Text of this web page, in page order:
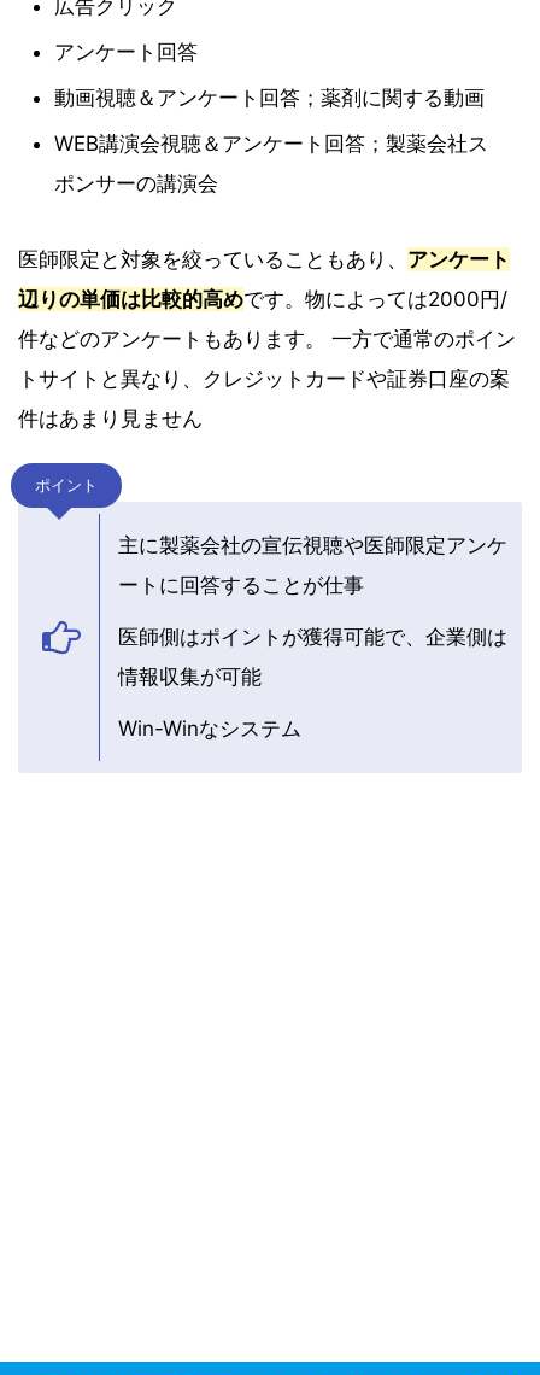
広告クリック
アンケート回答
動画視聴＆アンケート回答；薬剤に関する動画
WEB講演会視聴＆アンケート回答；製薬会社ス
ポンサーの講演会
医師限定と対象を絞っていることもあり、 アンケート
辺りの単価は比較的高めです。物によっては2000円/
件などのアンケートもあります。 一方で通常のポイン
トサイトと異なり、クレジットカードや証券口座の案
件はあまり見ません
ポイント
主に製薬会社の宣伝視聴や医師限定アンケ
ートに回答することが仕事
医師側はポイントが獲得可能で、企業側は
情報収集が可能
Win-Winなシステム